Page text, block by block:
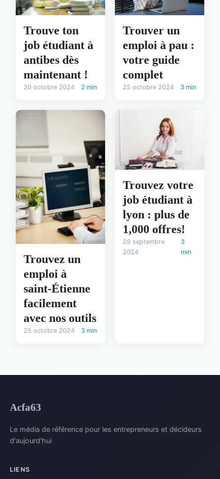
Trouve ton
job étudiant à
antibes dès
maintenant !
20 octobre 2024 2 min
Trouver un
emploi à pau :
votre guide
complet
25 octobre 2024 3 min
Trouvez un
emploi à
saint-Étienne
facilement
avec nos outils
25 octobre 2024 3 min
Trouvez votre
job étudiant à
lyon : plus de
1,000 offres!
29 septembre
2024
3
min
Acfa63
Le média de référence pour les entrepreneurs et décideurs
d'aujourd'hui
LIENS